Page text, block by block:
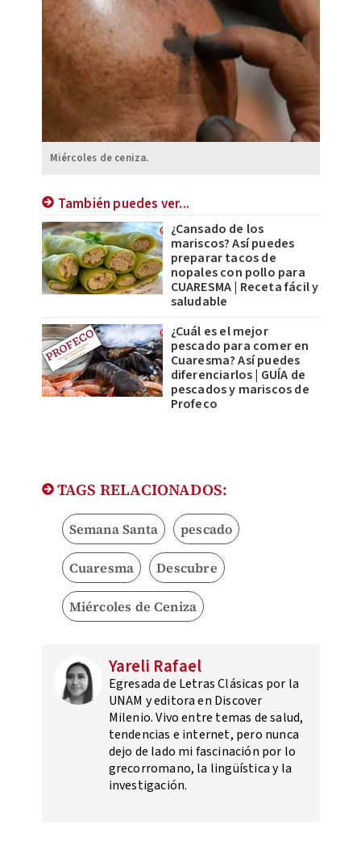
Miércoles de ceniza.
También puedes ver...
¿Cansado de los
mariscos? Así puedes
preparar tacos de
nopales con pollo para
CUARESMA | Receta fácil y
saludable
¿Cuál es el mejor
pescado para comer en
Cuaresma? Así puedes
diferenciarlos | GUÍA de
pescados y mariscos de
Profeco
TAGS RELACIONADOS:
Semana Santa pescado
Cuaresma Descubre
Miércoles de Ceniza
Yareli Rafael
Egresada de Letras Clásicas por la
UNAM y editora en Discover
Milenio. Vivo entre temas de salud,
tendencias e internet, pero nunca
dejo de lado mi fascinación por lo
grecorromano, la lingüística y la
investigación.